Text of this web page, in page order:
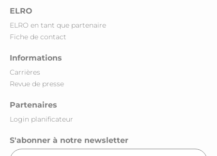
ELRO
ELRO en tant que partenaire
Fiche de contact
Informations
Carrières
Revue de presse
Partenaires
Login planificateur
S'abonner à notre newsletter